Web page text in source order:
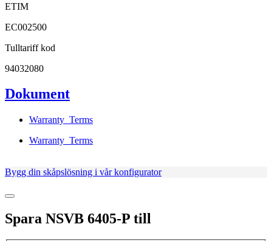
ETIM
EC002500
Tulltariff kod
94032080
Dokument
Warranty_Terms
Warranty_Terms
Bygg din skåpslösning i vår konfigurator
Spara NSVB 6405-P till